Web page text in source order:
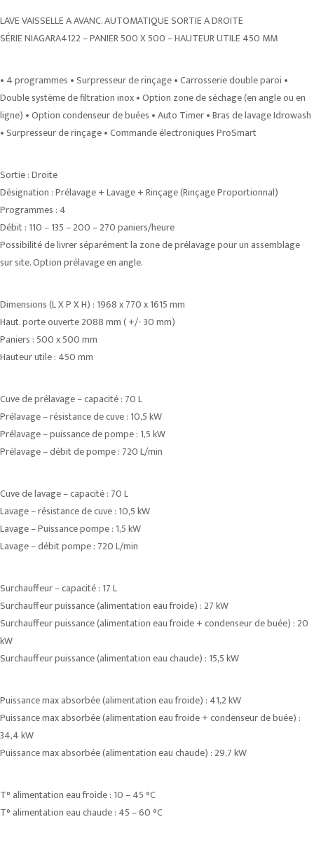
LAVE VAISSELLE A AVANC. AUTOMATIQUE SORTIE A DROITE
SÉRIE NIAGARA4122 – PANIER 500 X 500 – HAUTEUR UTILE 450 MM
• 4 programmes • Surpresseur de rinçage • Carrosserie double paroi •
Double système de filtration inox • Option zone de séchage (en angle ou en
ligne) • Option condenseur de buées • Auto Timer • Bras de lavage Idrowash
• Surpresseur de rinçage • Commande électroniques ProSmart
Sortie : Droite
Désignation : Prélavage + Lavage + Rinçage (Rinçage Proportionnal)
Programmes : 4
Débit : 110 – 135 – 200 – 270 paniers/heure
Possibilité de livrer séparément la zone de prélavage pour un assemblage
sur site. Option prélavage en angle.
Dimensions (L X P X H) : 1968 x 770 x 1615 mm
Haut. porte ouverte 2088 mm ( +/- 30 mm)
Paniers : 500 x 500 mm
Hauteur utile : 450 mm
Cuve de prélavage – capacité : 70 L
Prélavage – résistance de cuve : 10,5 kW
Prélavage – puissance de pompe : 1,5 kW
Prélavage – débit de pompe : 720 L/min
Cuve de lavage – capacité : 70 L
Lavage – résistance de cuve : 10,5 kW
Lavage – Puissance pompe : 1,5 kW
Lavage – débit pompe : 720 L/min
Surchauffeur – capacité : 17 L
Surchauffeur puissance (alimentation eau froide) : 27 kW
Surchauffeur puissance (alimentation eau froide + condenseur de buée) : 20
kW
Surchauffeur puissance (alimentation eau chaude) : 15,5 kW
Puissance max absorbée (alimentation eau froide) : 41,2 kW
Puissance max absorbée (alimentation eau froide + condenseur de buée) :
34,4 kW
Puissance max absorbée (alimentation eau chaude) : 29,7 kW
T° alimentation eau froide : 10 – 45 °C
T° alimentation eau chaude : 45 – 60 °C